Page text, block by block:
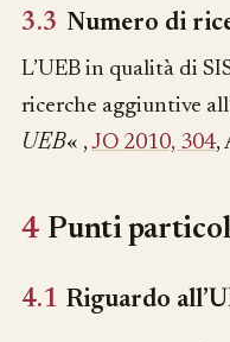
3.3 Numero di
L’UEB in qualità di
ricerche aggiuntive
UEB« ,JO 2010, 304,
4 Punti
4.1 Riguardo